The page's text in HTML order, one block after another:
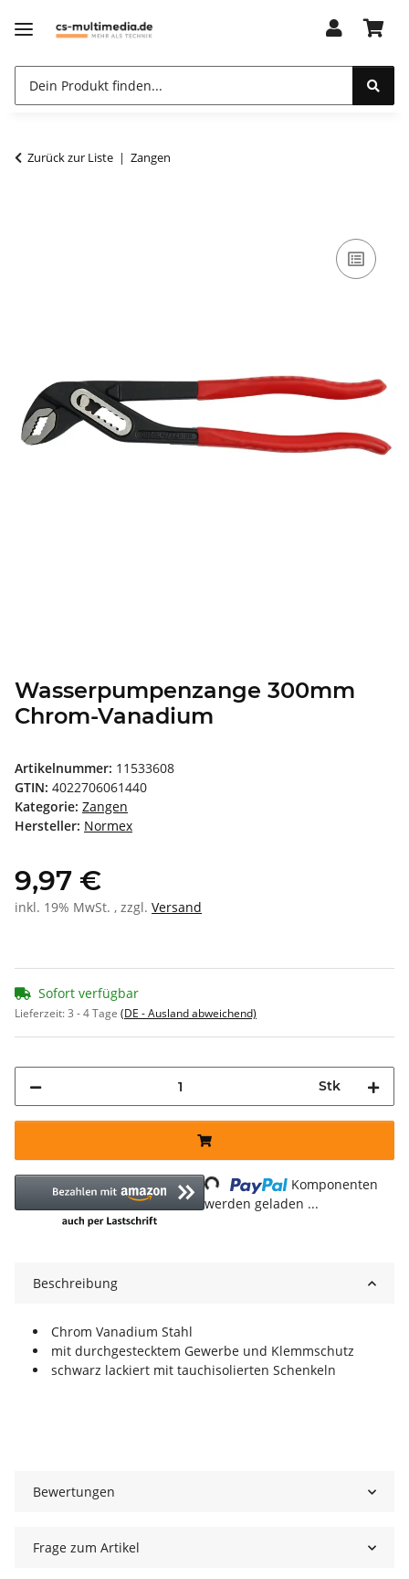
Zurück zur Liste Zangen
Wasserpumpenzange 300mm
Chrom-Vanadium
Artikelnummer: 11533608
GTIN: 4022706061440
Kategorie: Zangen
Hersteller: Normex
9,97 €
inkl. 19% MwSt. , zzgl. Versand
Sofort verfügbar
Lieferzeit:3 - 4 Tage (DE - Ausland abweichend)
Stk
Loading...
Komponenten
werden geladen ...
Beschreibung
Chrom Vanadium Stahl
mit durchgestecktem Gewerbe und Klemmschutz
schwarz lackiert mit tauchisolierten Schenkeln
Bewertungen
Frage zum Artikel